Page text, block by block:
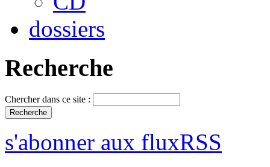
dossiers
Recherche
Chercher dans ce site :
s'abonner aux fluxRSS